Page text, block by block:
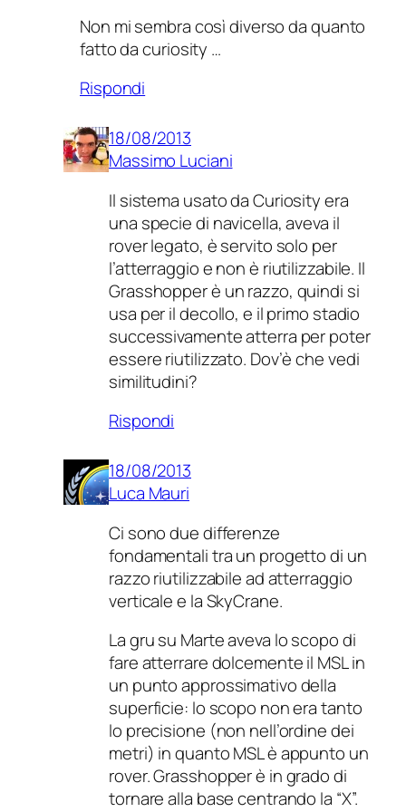
Non mi sembra così diverso da quanto
fatto da curiosity …
Rispondi
18/08/2013
Massimo Luciani
Il sistema usato da Curiosity era
una specie di navicella, aveva il
rover legato, è servito solo per
l’atterraggio e non è riutilizzabile. Il
Grasshopper è un razzo, quindi si
usa per il decollo, e il primo stadio
successivamente atterra per poter
essere riutilizzato. Dov’è che vedi
similitudini?
Rispondi
18/08/2013
Luca Mauri
Ci sono due differenze
fondamentali tra un progetto di un
razzo riutilizzabile ad atterraggio
verticale e la SkyCrane.
La gru su Marte aveva lo scopo di
fare atterrare dolcemente il MSL in
un punto approssimativo della
superficie: lo scopo non era tanto
lo precisione (non nell’ordine dei
metri) in quanto MSL è appunto un
rover. Grasshopper è in grado di
tornare alla base centrando la “X”.